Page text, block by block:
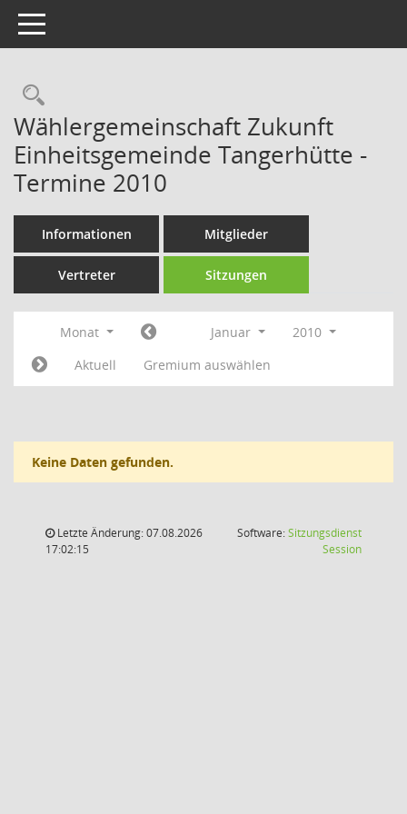
Toggle navigation
Rechercheauswahl
Wählergemeinschaft Zukunft
Einheitsgemeinde Tangerhütte -
Termine 2010
Informationen Mitglieder
Vertreter Sitzungen
Monat Januar
2010
Aktuell
Gremium auswählen
Keine Daten gefunden.
Letzte Änderung: 07.08.2026
17:02:15
Software:Sitzungsdienst
Session(Wird in